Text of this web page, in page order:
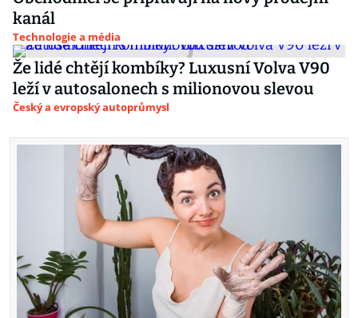
kanál
Technologie a média
Že lidé chtějí kombíky? Luxusní Volva V90
leží v autosalonech s milionovou slevou
Český a evropský autoprůmysl